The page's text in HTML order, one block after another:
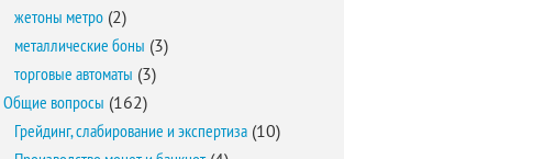
жетоны метро (2)
металлические боны (3)
торговые автоматы (3)
Общие вопросы (162)
Грейдинг, слабирование и экспертиза (10)